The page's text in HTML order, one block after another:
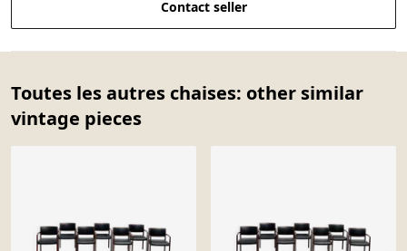
Contact seller
Toutes les autres chaises: other similar
vintage pieces